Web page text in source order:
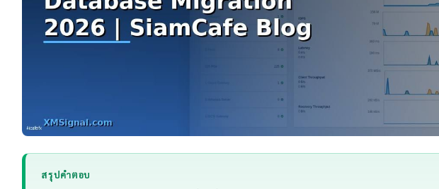
สรุปคำตอบ